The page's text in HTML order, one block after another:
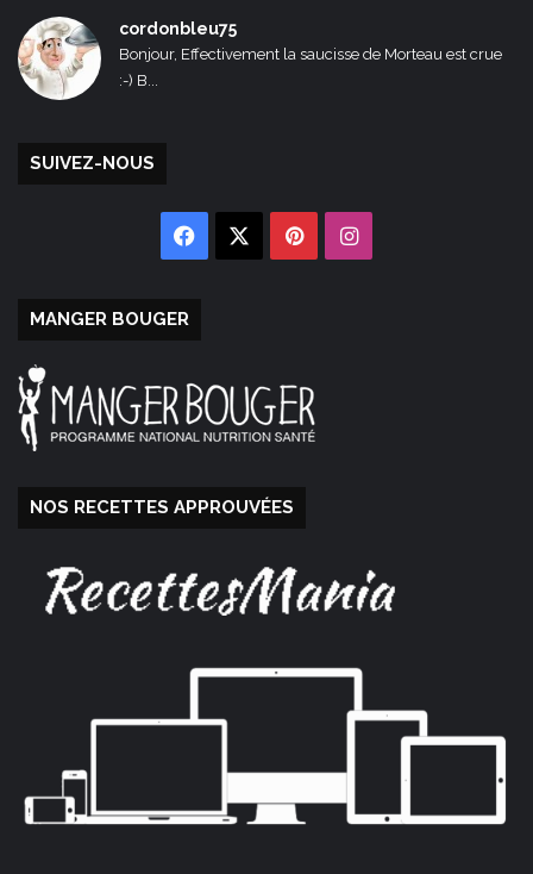
cordonbleu75
Bonjour, Effectivement la saucisse de Morteau est crue
:-) B...
SUIVEZ-NOUS
Facebook PinterestInstagram
MANGER BOUGER
NOS RECETTES APPROUVÉES